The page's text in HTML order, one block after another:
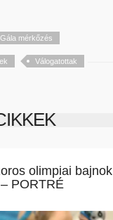
Gála mérkőzés
Válogatottak
olimpiai bajnok
PORTRÉ